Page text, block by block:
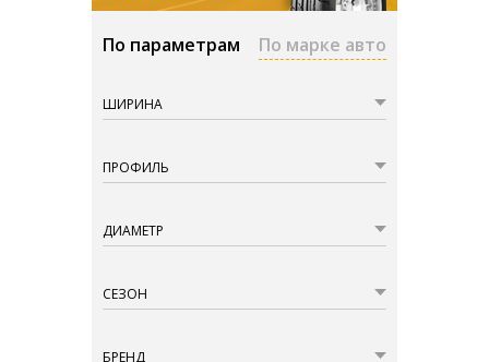
По параметрам По марке авто
ШИРИНА
ПРОФИЛЬ
ДИАМЕТР
СЕЗОН
БРЕНД